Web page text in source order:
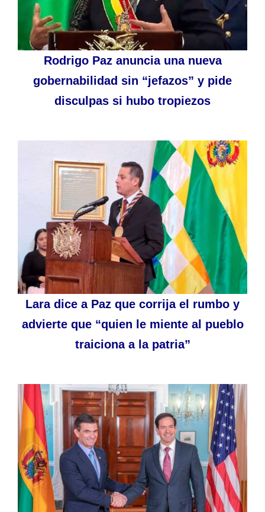
Rodrigo Paz anuncia una nueva
gobernabilidad sin “jefazos” y pide
disculpas si hubo tropiezos
Lara dice a Paz que corrija el rumbo y
advierte que “quien le miente al pueblo
traiciona a la patria”